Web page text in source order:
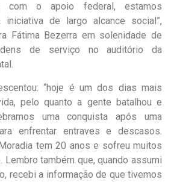
com o apoio federal, estamos
iniciativa de largo alcance social”,
Fátima Bezerra em solenidade de
de serviço no auditório da
“hoje é um dos dias mais
pelo quanto a gente batalhou e
uma conquista após uma
enfrentar entraves e descasos.
tem 20 anos e sofreu muitos
Lembro também que, quando assumi
recebi a informação de que tivemos